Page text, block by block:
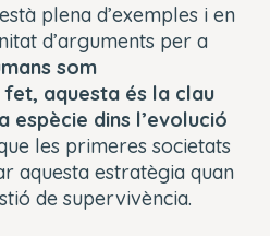
plena d’exemples i en
d’arguments per a
som
aquesta és la clau
espècie dins l’evolució
les primeres societats
aquesta estratègia quan
de supervivència.